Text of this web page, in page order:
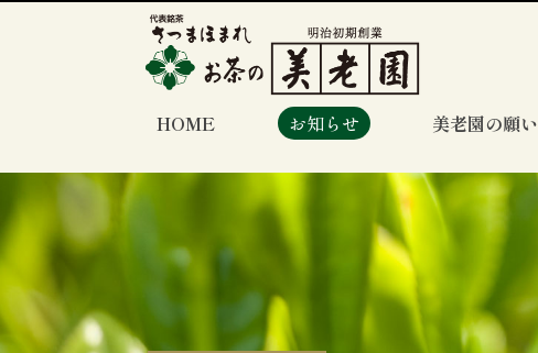
HOME お知らせ 美老園の願い